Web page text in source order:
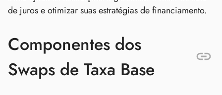
de juros e otimizar suas estratégias de financiamento.
Componentes dos
Swaps de Taxa Base